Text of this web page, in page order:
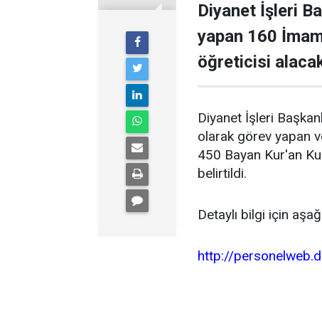
Diyanet İşleri
yapan 160
öğreticisi
Diyanet İşleri
olarak görev yapan
450 Bayan Kur'an
belirtildi.
Detaylı bilgi için
http://